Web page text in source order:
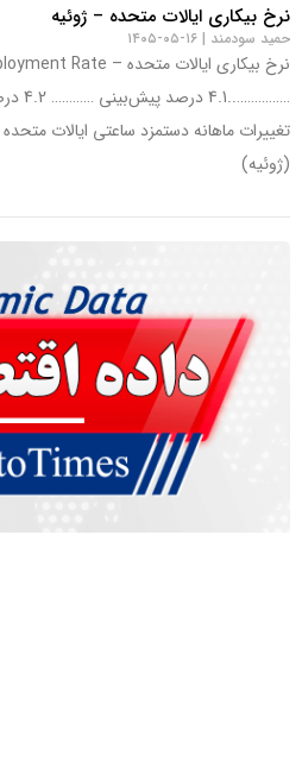
نرخ بیکاری ایالات متحده – ژوئیه
حمید سودمند ۱۶-۰۵-۱۴۰۵
(ژوئیه)